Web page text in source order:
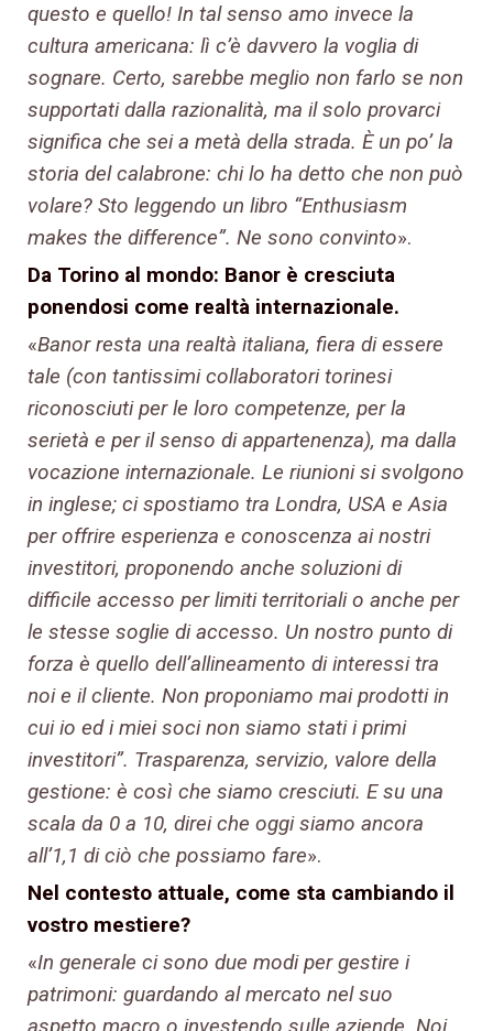
questo e quello! In tal senso amo invece la
cultura americana: lì c’è davvero la voglia di
sognare. Certo, sarebbe meglio non farlo se non
supportati dalla razionalità, ma il solo provarci
significa che sei a metà della strada. È un po’ la
storia del calabrone: chi lo ha detto che non può
volare? Sto leggendo un libro “Enthusiasm
makes the difference”. Ne sono convinto».
Da Torino al mondo: Banor è cresciuta
ponendosi come realtà internazionale.
«Banor resta una realtà italiana, fiera di essere
tale (con tantissimi collaboratori torinesi
riconosciuti per le loro competenze, per la
serietà e per il senso di appartenenza), ma dalla
vocazione internazionale. Le riunioni si svolgono
in inglese; ci spostiamo tra Londra, USA e Asia
per offrire esperienza e conoscenza ai nostri
investitori, proponendo anche soluzioni di
difficile accesso per limiti territoriali o anche per
le stesse soglie di accesso. Un nostro punto di
forza è quello dell’allineamento di interessi tra
noi e il cliente. Non proponiamo mai prodotti in
cui io ed i miei soci non siamo stati i primi
investitori”. Trasparenza, servizio, valore della
gestione: è così che siamo cresciuti. E su una
scala da 0 a 10, direi che oggi siamo ancora
all’1,1 di ciò che possiamo fare».
Nel contesto attuale, come sta cambiando il
vostro mestiere?
«In generale ci sono due modi per gestire i
patrimoni: guardando al mercato nel suo